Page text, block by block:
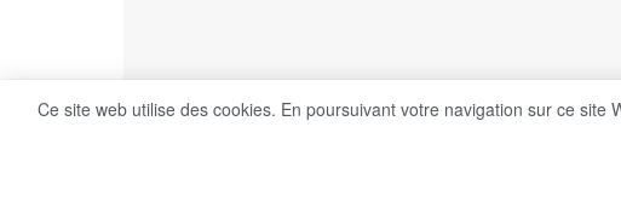
Ce site web utilise des cookies. En poursuivant votre navigation sur ce